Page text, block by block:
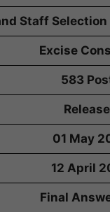
Staff Selection
Excise
583
01 May
12 April
Final